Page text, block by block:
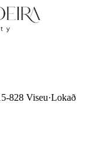
828 Viseu·Lokað